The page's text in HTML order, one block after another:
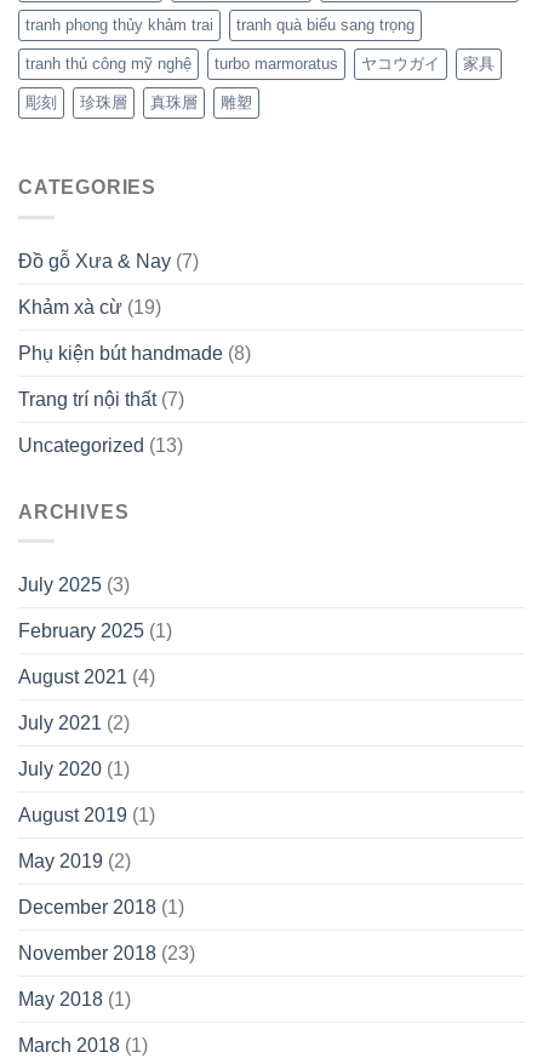
tranh phong thủy khảm trai tranh quà biếu sang trọng
tranh thủ công mỹ nghệ turbo marmoratus ヤコウガイ 家具
彫刻 珍珠層 真珠層 雕塑
CATEGORIES
Đồ gỗ Xưa & Nay (7)
Khảm xà cừ (19)
Phụ kiện bút handmade (8)
Trang trí nội thất(7)
Uncategorized (13)
ARCHIVES
July 2025 (3)
February 2025 (1)
August 2021 (4)
July 2021 (2)
July 2020 (1)
August 2019 (1)
May 2019 (2)
December 2018 (1)
November 2018 (23)
May 2018 (1)
March 2018 (1)